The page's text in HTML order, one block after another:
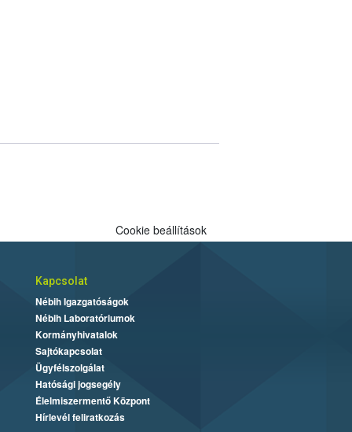
Cookie beállítások
Kapcsolat
Nébih Igazgatóságok
Nébih Laboratóriumok
Kormányhivatalok
Sajtókapcsolat
Ügyfélszolgálat
Hatósági jogsegély
Élelmiszermentő Központ
Hírlevél feliratkozás